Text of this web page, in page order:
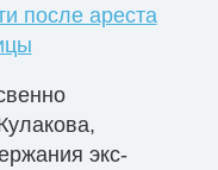
после ареста
экс-